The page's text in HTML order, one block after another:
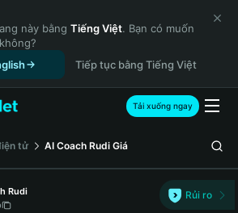
này bằng Tiếng Việt. Bạn có muốn
không?
Tiếp tục bằng Tiếng Việt
Tải xuống ngay
tử AI Coach Rudi Giá
Rudi
Rủi ro